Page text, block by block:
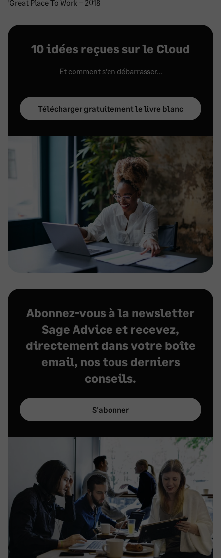
¹Great Place To Work – 2018
10 idées reçues sur le Cloud
Et comment s’en débarrasser…
Télécharger gratuitement le livre blanc
Abonnez-vous à la newsletter
Sage Advice et recevez,
directement dans votre boîte
email, nos tous derniers
conseils.
S'abonner